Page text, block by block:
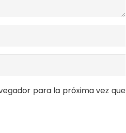
para la próxima vez que